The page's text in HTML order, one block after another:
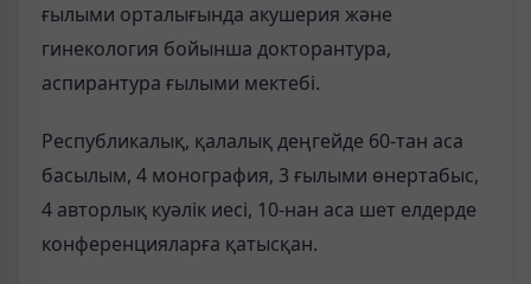
ғылыми орталығында акушерия және
гинекология бойынша докторантура,
аспирантура ғылыми мектебі.
Республикалық, қалалық деңгейде 60-тан аса
басылым, 4 монография, 3 ғылыми өнертабыс,
4 авторлық куәлік иесі, 10-нан аса шет елдерде
конференцияларға қатысқан.